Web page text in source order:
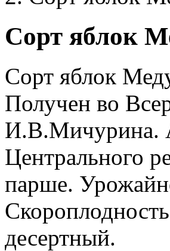
Сорт яблок
Сорт яблок
Получен во
И.В.Мичурина.
Центрального
парше.
десертный.